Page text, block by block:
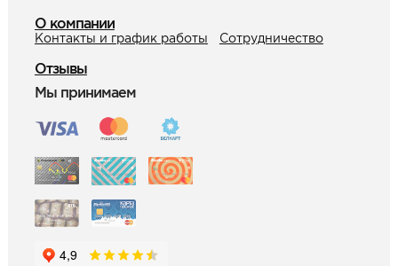
О компании
Контакты и график работы Сотрудничество
Отзывы
Мы принимаем